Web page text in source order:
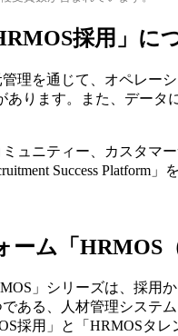
採用」に
理を通じて、オペレー
あります。また、デー
ュニティー、カスタマ
Success Platform」
ーム「HRMOS
」シリーズは、採用
ある、人材管理システ
採用」と「HRMOSタ